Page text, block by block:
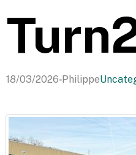
18/03/2026-Philippe